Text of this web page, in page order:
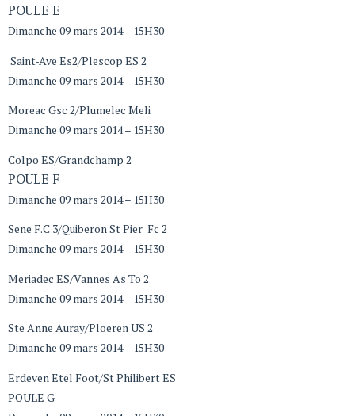
POULE E
Dimanche 09 mars 2014 – 15H30
Saint-Ave Es2/Plescop ES 2
Dimanche 09 mars 2014 – 15H30
Moreac Gsc 2/Plumelec Meli
Dimanche 09 mars 2014 – 15H30
Colpo ES/Grandchamp 2
POULE F
Dimanche 09 mars 2014 – 15H30
Sene F.C 3/Quiberon St Pier Fc 2
Dimanche 09 mars 2014 – 15H30
Meriadec ES/Vannes As To 2
Dimanche 09 mars 2014 – 15H30
Ste Anne Auray/Ploeren US 2
Dimanche 09 mars 2014 – 15H30
Erdeven Etel Foot/St Philibert ES
POULE G